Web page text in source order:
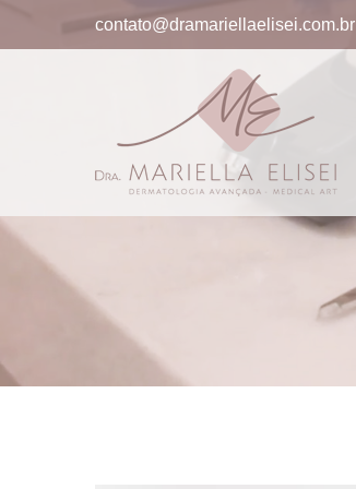
contato@dramariellaelisei.com.br